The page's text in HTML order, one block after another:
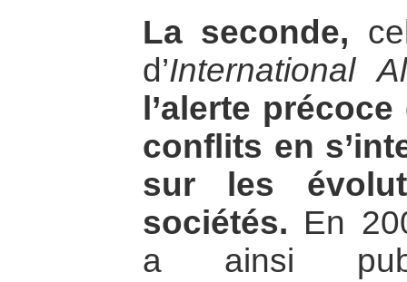
La seconde,
d’International
l’alerte
conflits en
sur les
sociétés. En
a ainsi